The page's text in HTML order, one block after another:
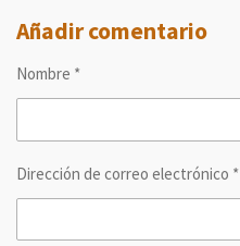
p
a
t
p
a
p
a
p
a
Añadir comentario
Nombre *
Dirección de correo electrónico *